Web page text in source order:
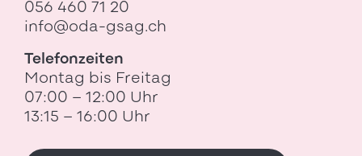
056 460 71 20
info@oda-gsag.ch
Telefonzeiten
Montag bis Freitag
07:00 – 12:00 Uhr
13:15 – 16:00 Uhr